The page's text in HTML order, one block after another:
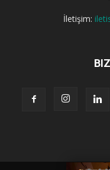
İletişim: